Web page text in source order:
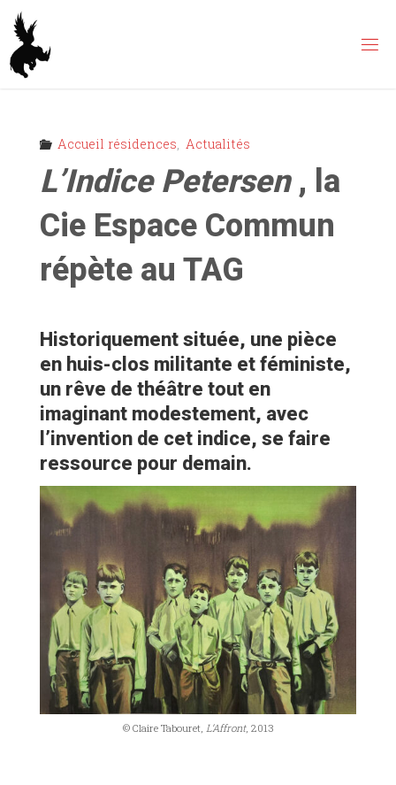
Skip
content
Accueil résidences Actualités
L’Indice Petersen , la
Cie Espace Commun
répète au TAG
Historiquement située, une pièce
en huis-clos militante et féministe,
un rêve de théâtre tout en
imaginant modestement, avec
l’invention de cet indice, se faire
ressource pour demain.
© Claire Tabouret, L’Affront, 2013